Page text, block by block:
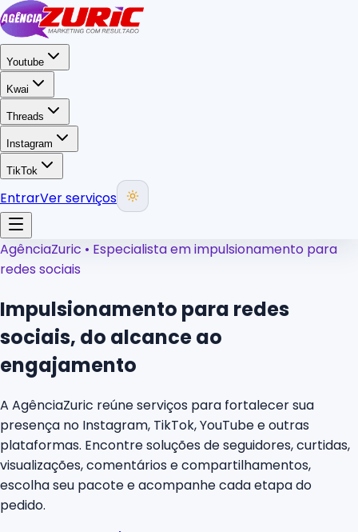
Youtube
Kwai
Threads
Instagram
TikTok
EntrarVer serviços
AgênciaZuric • Especialista em impulsionamento para
redes sociais
Impulsionamento para redes
sociais, do alcance ao
engajamento
A AgênciaZuric reúne serviços para fortalecer sua
presença no Instagram, TikTok, YouTube e outras
plataformas. Encontre soluções de seguidores, curtidas,
visualizações, comentários e compartilhamentos,
escolha seu pacote e acompanhe cada etapa do
pedido.